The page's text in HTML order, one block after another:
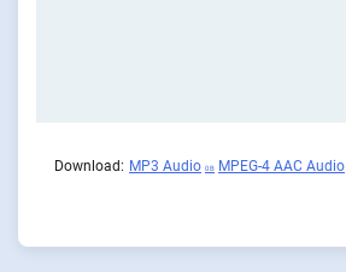
Download: MP3 Audio 0 B MPEG-4 AAC Audio